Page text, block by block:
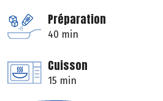
Préparation
40 min
Cuisson
15 min